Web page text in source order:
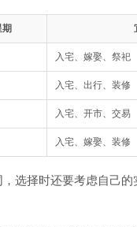
期
入宅、嫁娶、祭祀
入宅、出行、装修
入宅、开市、交易
入宅、嫁娶、装修
选择时还要考虑自己